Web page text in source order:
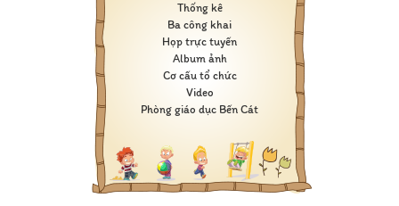
Thống kê
Ba công khai
Họp trực tuyến
Album ảnh
Cơ cấu tổ chức
Video
Phòng giáo dục Bến Cát